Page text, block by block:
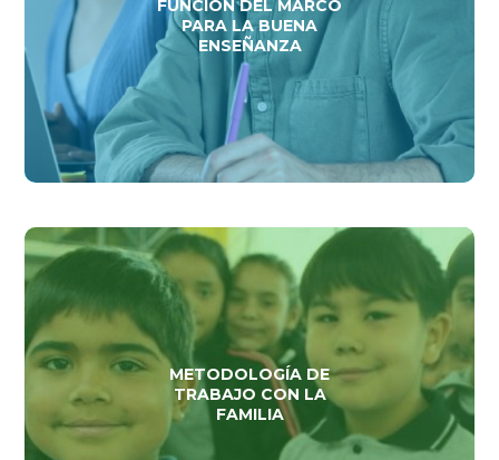
FUNCIÓN DEL MARCO
PARA LA BUENA
ENSEÑANZA
METODOLOGÍA DE
TRABAJO CON LA
FAMILIA